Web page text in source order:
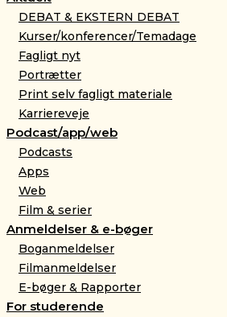
DEBAT & EKSTERN DEBAT
Kurser/konferencer/Temadage
Fagligt nyt
Portrætter
Print selv fagligt materiale
Karriereveje
Podcast/app/web
Podcasts
Apps
Web
Film & serier
Anmeldelser & e-bøger
Boganmeldelser
Filmanmeldelser
E-bøger & Rapporter
For studerende